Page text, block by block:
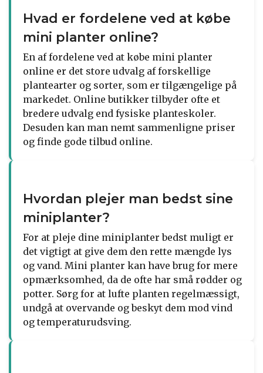
Hvad er fordelene ved at købe
mini planter online?
En af fordelene ved at købe mini planter
online er det store udvalg af forskellige
plantearter og sorter, som er tilgængelige på
markedet. Online butikker tilbyder ofte et
bredere udvalg end fysiske planteskoler.
Desuden kan man nemt sammenligne priser
og finde gode tilbud online.
Hvordan plejer man bedst sine
miniplanter?
For at pleje dine miniplanter bedst muligt er
det vigtigt at give dem den rette mængde lys
og vand. Mini planter kan have brug for mere
opmærksomhed, da de ofte har små rødder og
potter. Sørg for at lufte planten regelmæssigt,
undgå at overvande og beskyt dem mod vind
og temperaturudsving.